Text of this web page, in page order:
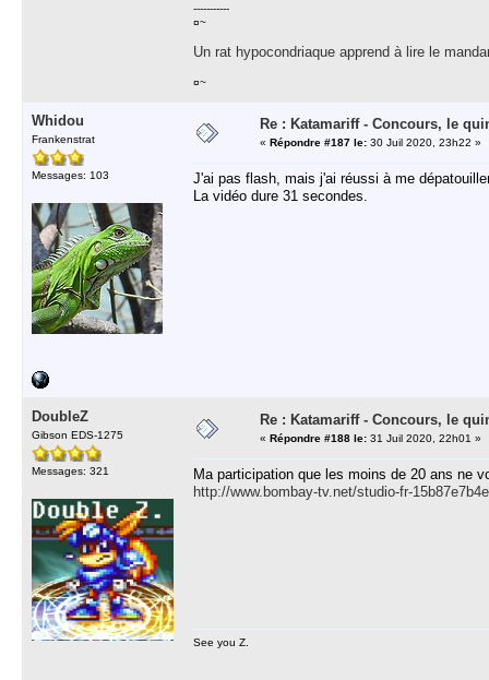
-----------
¤~
Un rat hypocondriaque apprend à lire le
¤~
Whidou
Frankenstrat
Messages: 103
Re : Katamariff - Concours, le
« Répondre #187 le: 30 Juil 2020, 23h22 »
J'ai pas flash, mais j'ai réussi à me
La vidéo dure 31 secondes.
DoubleZ
Gibson EDS-1275
Messages: 321
Re : Katamariff - Concours, le
« Répondre #188 le: 31 Juil 2020, 22h01 »
Ma participation que les moins de 20 ans ne
http://www.bombay-tv.net/studio-fr-
See you Z.